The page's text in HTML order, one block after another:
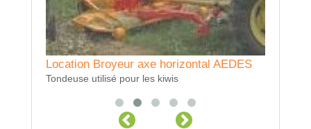
Location Broyeur axe horizontal AEDES
Tondeuse utilisé pour les kiwis
Location Broyeur déporté AGRIMASTER
broyeur sarment